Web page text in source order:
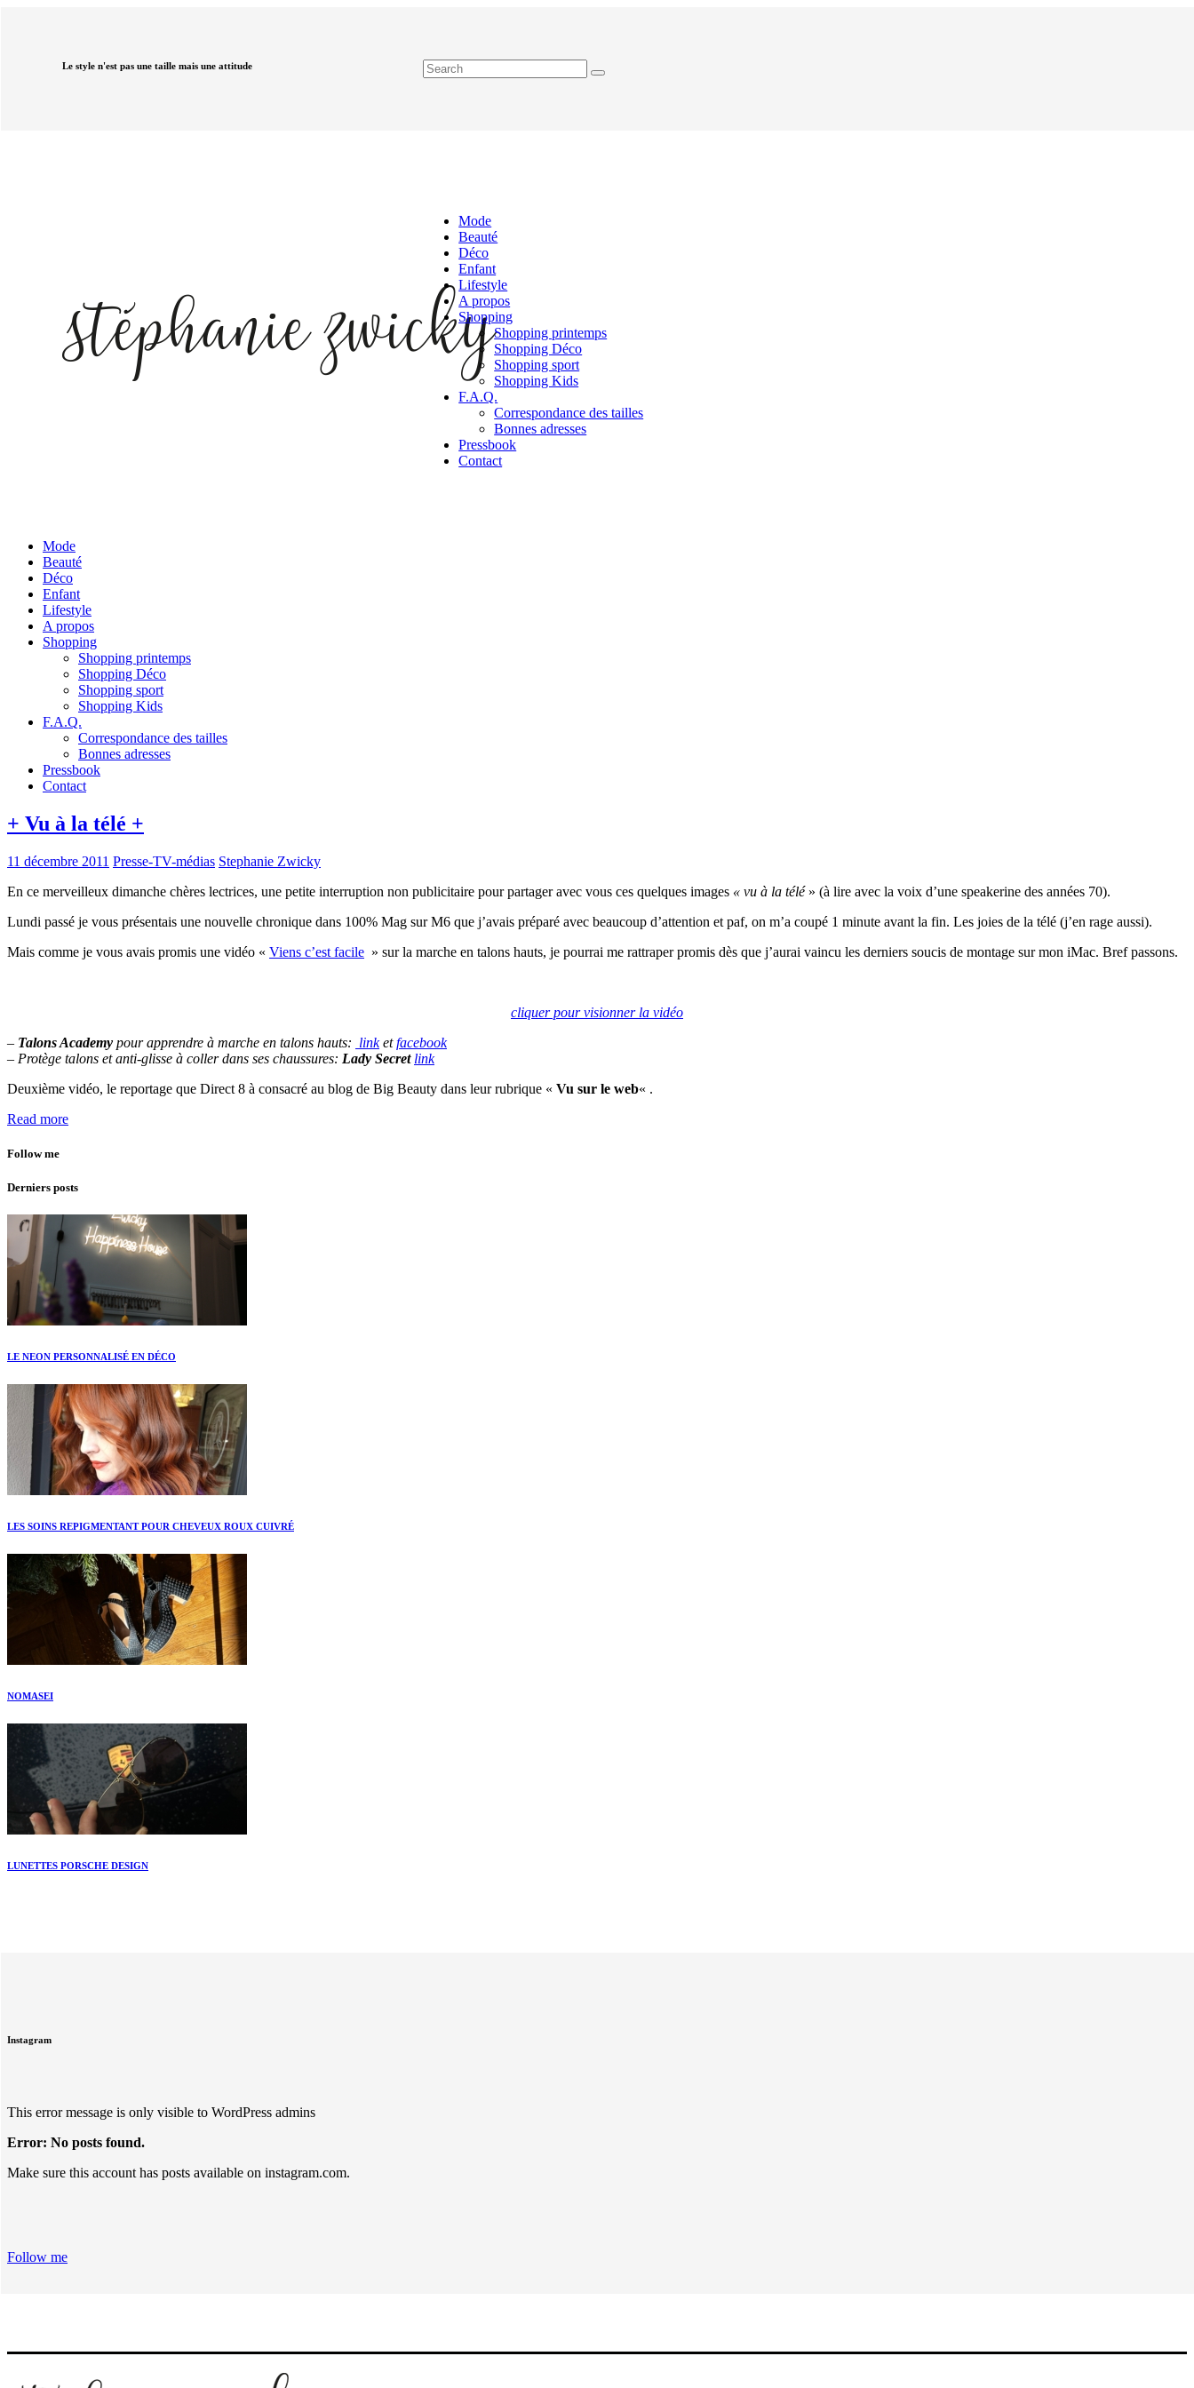
Le style n'est pas une taille mais une attitude
Mode
Beauté
Déco
Enfant
Lifestyle
A propos
Shopping
Shopping printemps
Shopping Déco
Shopping sport
Shopping Kids
F.A.Q.
Correspondance des tailles
Bonnes adresses
Pressbook
Contact
Mode
Beauté
Déco
Enfant
Lifestyle
A propos
Shopping
Shopping printemps
Shopping Déco
Shopping sport
Shopping Kids
F.A.Q.
Correspondance des tailles
Bonnes adresses
Pressbook
Contact
+ Vu à la télé +
11 décembre 2011 Presse-TV-médias Stephanie Zwicky
En ce merveilleux dimanche chères lectrices, une petite interruption non publicitaire pour partager avec vous ces quelques images « vu à la télé» (à lire avec la voix d’une speakerine des années 70).
Lundi passé je vous présentais une nouvelle chronique dans 100% Mag sur M6 que j’avais préparé avec beaucoup d’attention et paf, on m’a coupé 1 minute avant la fin. Les joies de la télé (j’en rage aussi).
Mais comme je vous avais promis une vidéo « Viens c’est facile » sur la marche en talons hauts, je pourrai me rattraper promis dès que j’aurai vaincu les derniers soucis de montage sur mon iMac. Bref passons.
cliquer pour visionner la vidéo
– Talons Academy pour apprendre à marche en talons hauts: linketfacebook
– Protège talons et anti-glisse à coller dans ses chaussures: Lady Secret link
Deuxième vidéo, le reportage que Direct 8 à consacré au blog de Big Beauty dans leur rubrique « Vu sur le web« .
Read more
Follow me
Derniers posts
LE NEON PERSONNALISÉ EN DÉCO
LES SOINS REPIGMENTANT POUR CHEVEUX ROUX CUIVRÉ
NOMASEI
LUNETTES PORSCHE DESIGN
Instagram
This error message is only visible to WordPress admins
Error: No posts found.
Make sure this account has posts available on instagram.com.
Follow me